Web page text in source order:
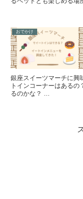
おでかけ
銀座スイーツマーチに興
トインコーナーはある
るのかな？ ...